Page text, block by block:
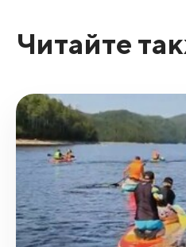
Читайте